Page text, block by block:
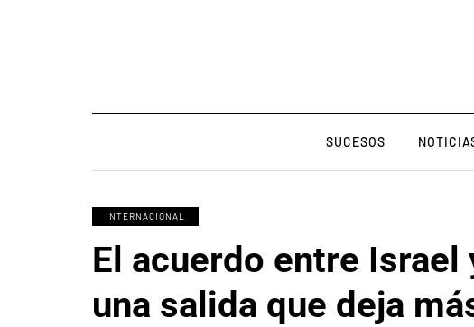
SUCESOS
INTERNACIONAL
El acuerdo entre Israel
una salida que deja